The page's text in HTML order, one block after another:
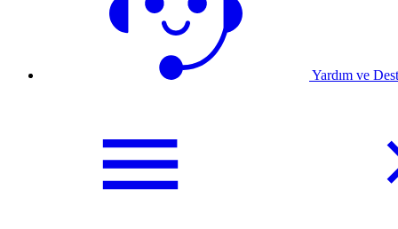
Yardım ve